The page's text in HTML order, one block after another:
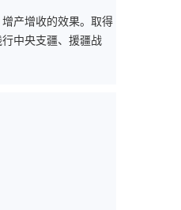
产增收的效果。取得
中央支疆、援疆战